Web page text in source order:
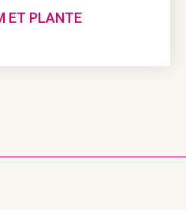
ET PLANTE